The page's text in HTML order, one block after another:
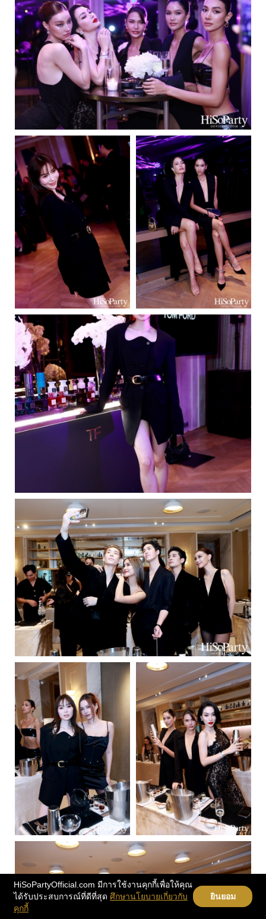
HiSoPartyOfficial.com มีการใช้งานคุกกี้เพื่อให้คุณ
ได้รับประสบการณ์ที่ดีที่สุด ศึกษานโยบายเกี่ยวกับ
คุกกี้
ยินยอม